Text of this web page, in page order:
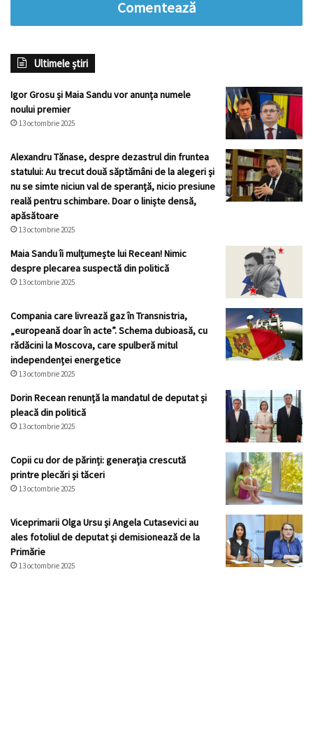
Comentează
Ultimele știri
Igor Grosu și Maia Sandu vor anunța numele
noului premier
13 octombrie 2025
Alexandru Tănase, despre dezastrul din fruntea
statului: Au trecut două săptămâni de la alegeri și
nu se simte niciun val de speranță, nicio presiune
reală pentru schimbare. Doar o liniște densă,
apăsătoare
13 octombrie 2025
Maia Sandu îi mulțumește lui Recean! Nimic
despre plecarea suspectă din politică
13 octombrie 2025
Compania care livrează gaz în Transnistria,
„europeană doar în acte”. Schema dubioasă, cu
rădăcini la Moscova, care spulberă mitul
independenței energetice
13 octombrie 2025
Dorin Recean renunță la mandatul de deputat și
pleacă din politică
13 octombrie 2025
Copii cu dor de părinți: generația crescută
printre plecări și tăceri
13 octombrie 2025
Viceprimarii Olga Ursu și Angela Cutasevici au
ales fotoliul de deputat și demisionează de la
Primărie
13 octombrie 2025